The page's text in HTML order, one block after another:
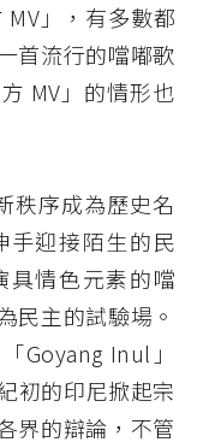
」，有多數都
首流行的噹嘟歌
MV」的情形也
秩序成為歷史名
手迎接陌生的民
具情色元素的噹
民主的試驗場。
Goyang Inul」
初的印尼掀起宗
界的辯論，不管